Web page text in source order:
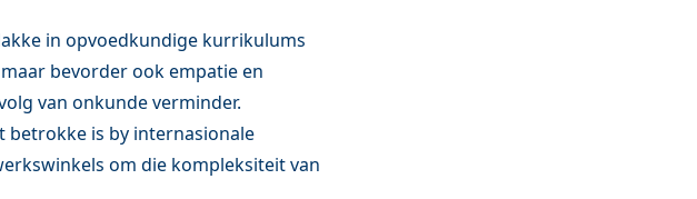
in opvoedkundige kurrikulums
bevorder ook empatie en
van onkunde verminder.
betrokke is by internasionale
om die kompleksiteit van